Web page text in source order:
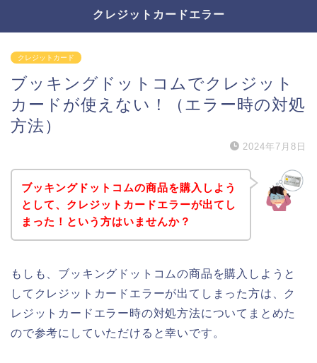
クレジットカードエラー
クレジットカード
ブッキングドットコムでクレジット
カードが使えない！（エラー時の対処
方法）
2024年7月8日
ブッキングドットコムの商品を購入しよう
として、クレジットカードエラーが出てし
まった！という方はいませんか？
もしも、ブッキングドットコムの商品を購入しようと
してクレジットカードエラーが出てしまった方は、ク
レジットカードエラー時の対処方法についてまとめた
ので参考にしていただけると幸いです。